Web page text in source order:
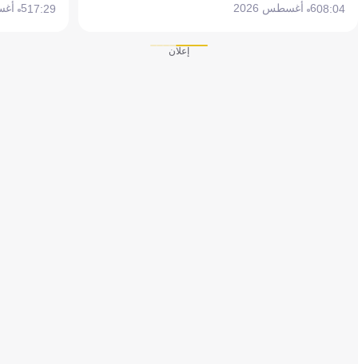
08:046 أغسطس 2026 17:295 أغسطس 2026
إعلان